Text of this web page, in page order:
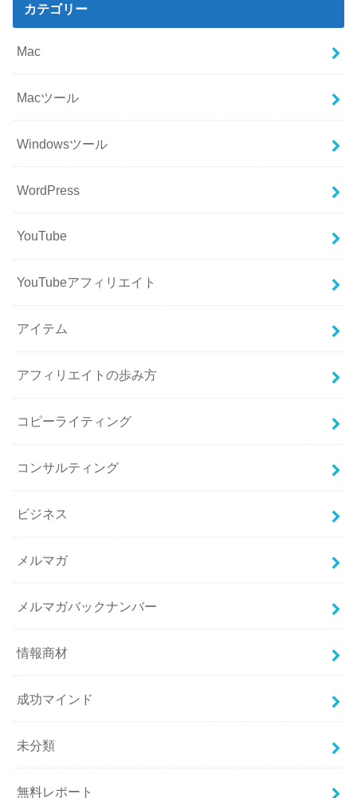
カテゴリー
Mac
Macツール
Windowsツール
WordPress
YouTube
YouTubeアフィリエイト
アイテム
アフィリエイトの歩み方
コピーライティング
コンサルティング
ビジネス
メルマガ
メルマガバックナンバー
情報商材
成功マインド
未分類
無料レポート